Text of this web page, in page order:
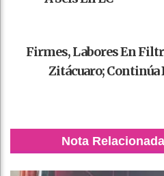
Firmes, Labores En
Zitácuaro;
Nota Relacionada